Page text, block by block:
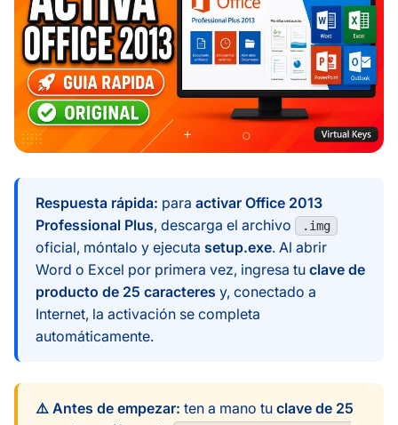
Respuesta rápida: paraactivar Office 2013
Professional Plus, descarga el archivo .img
oficial, móntalo y ejecutasetup.exe. Al abrir
Word o Excel por primera vez, ingresa tuclave de
producto de 25 caracteres y, conectado a
Internet, la activación se completa
automáticamente.
⚠️ Antes de empezar: ten a mano tuclave de 25